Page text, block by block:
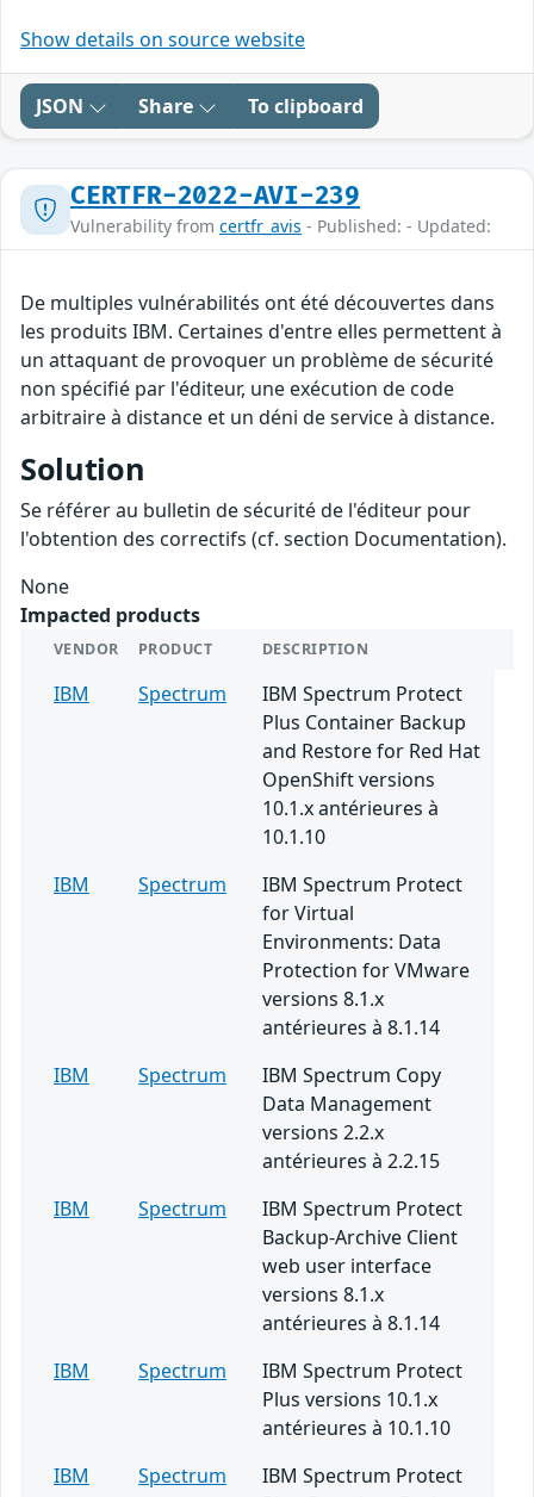
Show details on source website
JSON Share To clipboard
CERTFR-2022-AVI-239
Vulnerability from certfr_avis - Published: - Updated:
De multiples vulnérabilités ont été découvertes dans
les produits IBM. Certaines d'entre elles permettent à
un attaquant de provoquer un problème de sécurité
non spécifié par l'éditeur, une exécution de code
arbitraire à distance et un déni de service à distance.
Solution
Se référer au bulletin de sécurité de l'éditeur pour
l'obtention des correctifs (cf. section Documentation).
None
Impacted products
VENDOR PRODUCT DESCRIPTION
IBM Spectrum
IBM Spectrum Protect
Plus Container Backup
and Restore for Red Hat
OpenShift versions
10.1.x antérieures à
10.1.10
IBM
Spectrum
IBM Spectrum Protect
for Virtual
Environments: Data
Protection for VMware
versions 8.1.x
antérieures à 8.1.14
IBM
Spectrum
IBM Spectrum Copy
Data Management
versions 2.2.x
antérieures à 2.2.15
IBM
Spectrum
IBM Spectrum Protect
Backup-Archive Client
web user interface
versions 8.1.x
antérieures à 8.1.14
IBM
Spectrum
IBM Spectrum Protect
Plus versions 10.1.x
antérieures à 10.1.10
IBM
Spectrum
IBM Spectrum Protect